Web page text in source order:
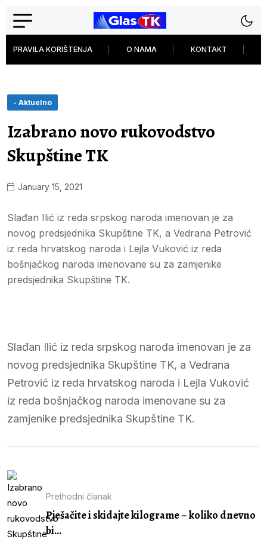
PRAVILA KORIŠTENJA O NAMA KONTAKT
- Aktuelno
Izabrano novo rukovodstvo
Skupštine TK
January 15, 2021
Slađan Ilić iz reda srpskog naroda imenovan je za
novog predsjednika Skupštine TK, a Vedrana Petrović
iz reda hrvatskog naroda i Lejla Vuković iz reda
bošnjačkog naroda imenovane su za zamjenike
predsjednika Skupštine TK.
Slađan Ilić iz reda srpskog naroda imenovan je za
novog predsjednika Skupštine TK, a Vedrana
Petrović iz reda hrvatskog naroda i Lejla Vuković
iz reda bošnjačkog naroda imenovane su za
zamjenike predsjednika Skupštine TK.
Prethodni članak
Pješačite i skidajte kilograme – koliko dnevno
bi...